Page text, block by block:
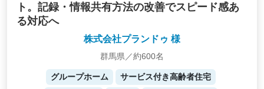
ト。記録・情報共有方法の改善でスピード感あ
る対応へ
株式会社プランドゥ 様
群馬県／約600名
グループホーム
サービス付き高齢者住宅